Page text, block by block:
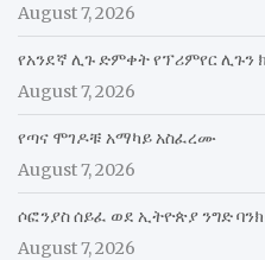
August 7, 2026
የአንደኛ ሊጉ ድምቀት የፕሪምየር ሊጉን
August 7, 2026
የጣና ሞገዶቹ አማካይ አስፈረሙ
August 7, 2026
ሶፎንያስ ሰይፈ ወደ ኢትዮጵያ ንግድ
August 7, 2026